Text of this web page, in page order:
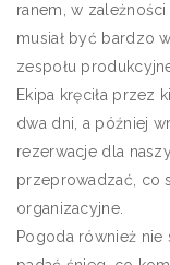
ranem, w
musiał być bardzo
zespołu
Ekipa kręciła przez
dwa dni, a później
rezerwacje dla
przeprowadzać, co
organizacyjne.
Pogoda również nie